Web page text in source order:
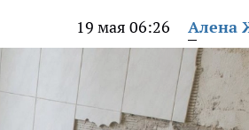
19 мая 06:26 Алена